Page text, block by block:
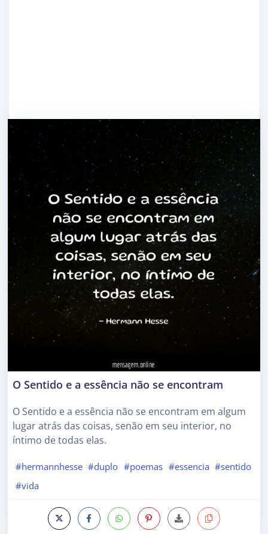
O Sentido e a essência não se encontram
O Sentido e a essência não se encontram em algum
lugar atrás das coisas, senão em seu interior, no
íntimo de todas elas.
#hermannhesse #duplo #poemas #essencia #sentido
#vida